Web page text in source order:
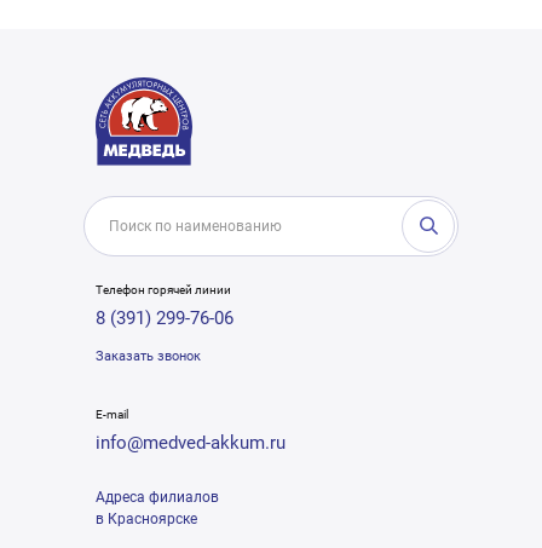
Телефон горячей линии
8 (391) 299-76-06
Заказать звонок
E-mail
info@medved-akkum.ru
Адреса филиалов
в Красноярске